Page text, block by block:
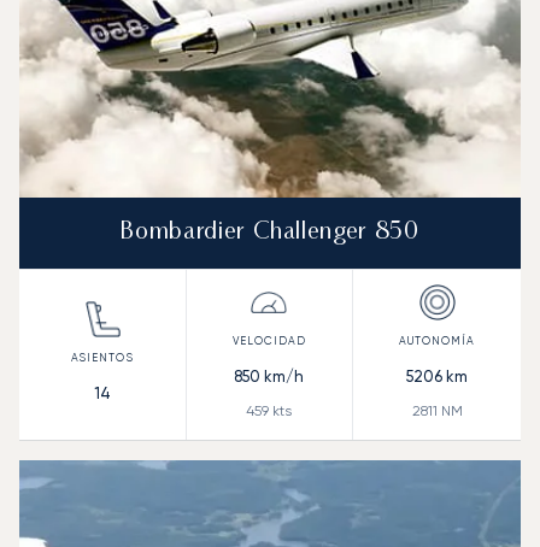
Bombardier Challenger 850
14
850 km/h
459 kts
5206 km
2811 NM